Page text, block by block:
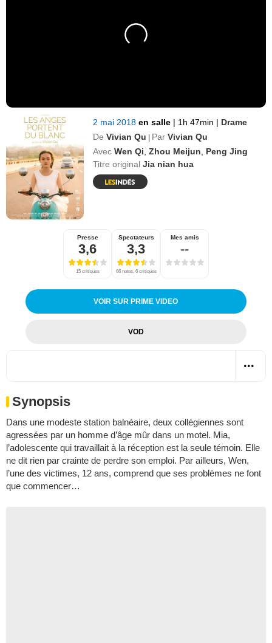
2 mai 2018en salle | 1h 47min | Drame
De Vivian Qu | Par Vivian Qu
Avec Wen Qi ,Zhou Meijun
Peng Jing
Titre originalJia nian hua
Presse
3,6
15 critiques
Spectateurs
3,3
66 notes, 6 critiques
Mes amis
--
VOIR SUR PRIME VIDEO
VOD
Synopsis
Dans une modeste station balnéaire, deux collégiennes sont
agressées par un homme d’âge mûr dans un motel. Mia,
l’adolescente qui travaillait à la réception est la seule témoin. Elle
ne dit rien par crainte de perdre son emploi. Par ailleurs, Wen,
l’une des victimes, 12 ans, comprend que ses problèmes ne font
que commencer…